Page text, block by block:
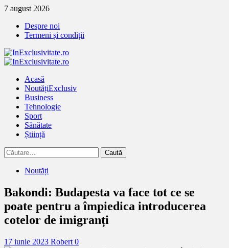
Treci
continut
7 august 2026
Despre noi
Termeni și condiții
Primary
Acasă
NoutățiExclusiv
Business
Tehnologie
Sport
Sănătate
Știință
Caută
după:
Noutăți
Bakondi: Budapesta va face tot ce se
poate pentru a împiedica introducerea
cotelor de imigranți
17 iunie 2023 Robert 0